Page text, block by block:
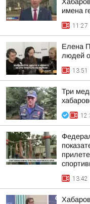
имена
11:27
Елена
людей
13:51
Три
13:42